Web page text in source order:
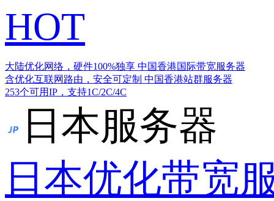
HOT
大陆优化网络，硬件100%独享 中国香港国际带宽服务器
含优化互联网路由，安全可定制 中国香港站群服务器
253个可用IP，支持1C/2C/4C
日本服务器
日本优化带宽